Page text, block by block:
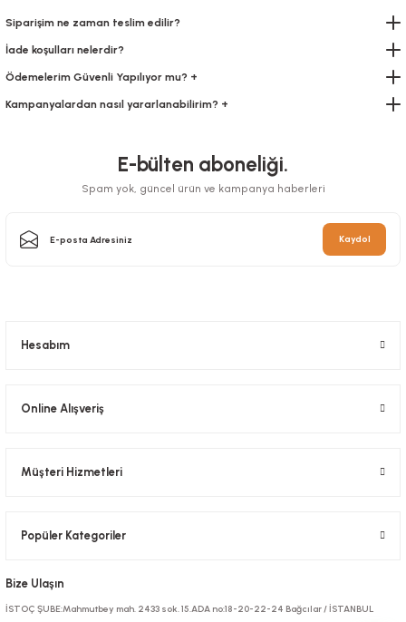
Sepete Ekle
Kutu Pizza Tst Baskısız 33x33x3,5 Cm
Kutu Pizza Tst Baskısız 40x40x3,5 Cm
Siparişim ne zaman teslim edilir?
İade koşulları nelerdir?
Ödemelerim Güvenli Yapılıyor mu? +
Kampanyalardan nasıl yararlanabilirim? +
E-bülten aboneliği.
Spam yok, güncel ürün ve kampanya haberleri
Kaydol
Hesabım
Online Alışveriş
Müşteri Hizmetleri
Popüler Kategoriler
Bize Ulaşın
İSTOÇ ŞUBE:Mahmutbey mah. 2433 sok. 15.ADA no:18-20-22-24 Bağcılar / İSTANBUL